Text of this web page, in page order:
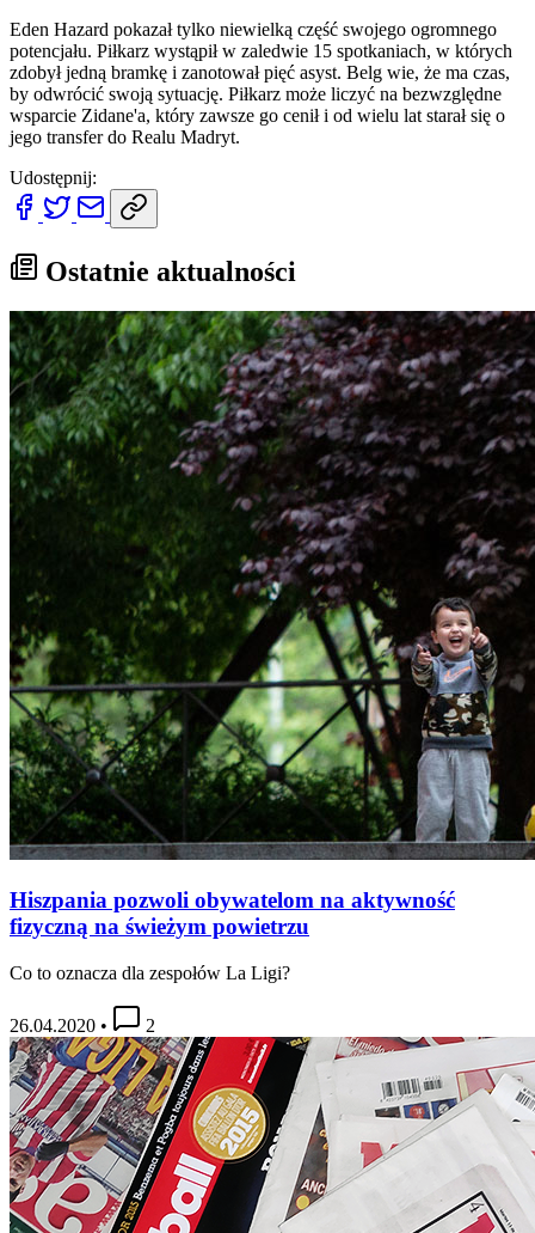
Eden Hazard pokazał tylko niewielką część swojego ogromnego
potencjału. Piłkarz wystąpił w zaledwie 15 spotkaniach, w których
zdobył jedną bramkę i zanotował pięć asyst. Belg wie, że ma czas,
by odwrócić swoją sytuację. Piłkarz może liczyć na bezwzględne
wsparcie Zidane'a, który zawsze go cenił i od wielu lat starał się o
jego transfer do Realu Madryt.
Udostępnij:
Ostatnie aktualności
Hiszpania pozwoli obywatelom na aktywność
fizyczną na świeżym powietrzu
Co to oznacza dla zespołów La Ligi?
26.04.2020 • 2